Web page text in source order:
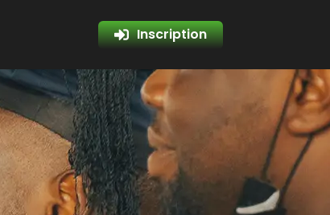
Inscription